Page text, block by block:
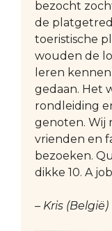
bezocht
de
toeristische
wouden de
leren
gedaan. Het
rondleiding
genoten. Wij
vrienden en
bezoeken.
dikke 10. A
– Kris (België)